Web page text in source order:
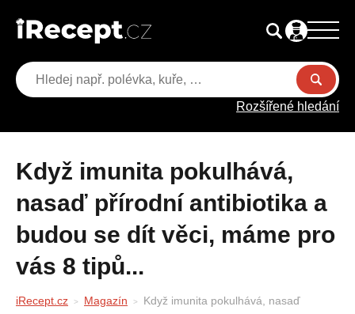
Rozšířené hledání
Když imunita pokulhává,
nasaď přírodní antibiotika a
budou se dít věci, máme pro
vás 8 tipů...
iRecept.cz Magazín
Když imunita pokulhává, nasaď